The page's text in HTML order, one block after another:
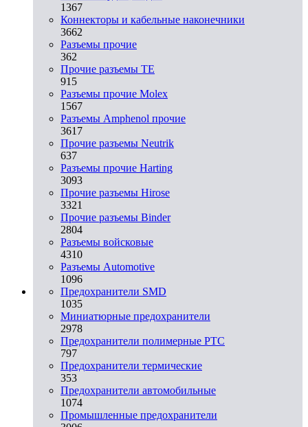
1367
Коннекторы и кабельные наконечники
3662
Разъeмы прочие
362
Прочие разъемы TE
915
Разъемы прочие Molex
1567
Разъемы Amphenol прочие
3617
Прочие разъемы Neutrik
637
Разъемы прочие Harting
3093
Прочие разъемы Hirose
3321
Прочие разъемы Binder
2804
Разъемы войсковые
4310
Разъeмы Automotive
1096
Предохранители SMD
1035
Миниатюрные предохранители
2978
Предохранители полимерные PTC
797
Предохранители термические
353
Предохранители автомобильные
1074
Промышленные предохранители